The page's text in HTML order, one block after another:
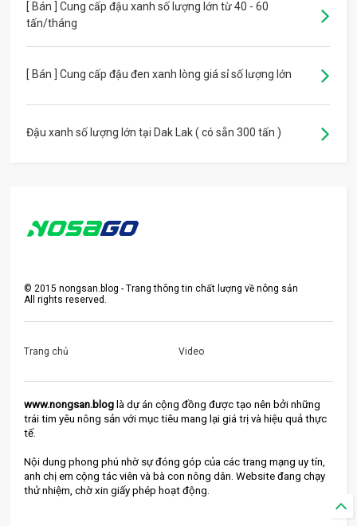
[ Bán ] Cung cấp đậu xanh số lượng lớn từ 40 - 60
tấn/tháng
[ Bán ] Cung cấp đậu đen xanh lòng giá sỉ số lượng lớn
Đậu xanh số lượng lớn tại Dak Lak ( có sẵn 300 tấn )
©2015 nongsan.blog - Trang thông tin chất lượng về nông sản
All rights reserved.
Trang chủ Video
www.nongsan.blog là dự án cộng đồng được tạo nên bởi những
trái tim yêu nông sản với mục tiêu mang lại giá trị và hiệu quả thực
tế.
Nội dung phong phú nhờ sự đóng góp của các trang mạng uy tín,
anh chị em cộng tác viên và bà con nông dân. Website đang chạy
thử nhiệm, chờ xin giấy phép hoạt động.